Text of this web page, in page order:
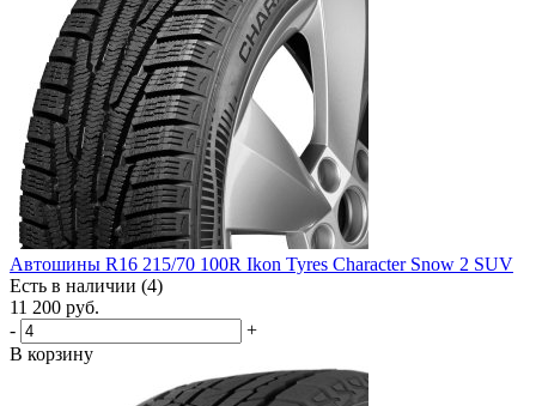
Автошины R16 215/70 100R Ikon Tyres Character Snow 2 SUV
Есть в наличии (4)
11 200 руб.
-
+
В корзину